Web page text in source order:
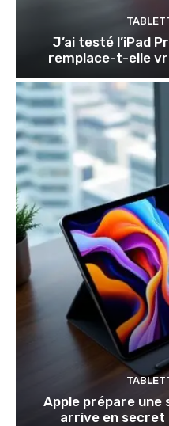
J’ai testé l’iPad
remplace-t-elle
Apple prépare une
arrive en